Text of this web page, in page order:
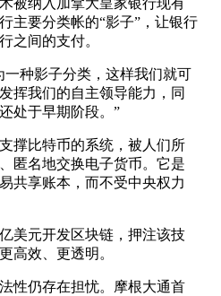
主要分类帐的“影子”，让银行
之间的支付。
种影子分类，这样我们就可
挥我们的自主领导能力，同
处于早期阶段。”
比特币的系统，被人们所
匿名地交换电子货币。它是
共享账本，而不受中央权力
元开发区块链，押注该技
高效、更透明。
仍存在担忧。摩根大通首